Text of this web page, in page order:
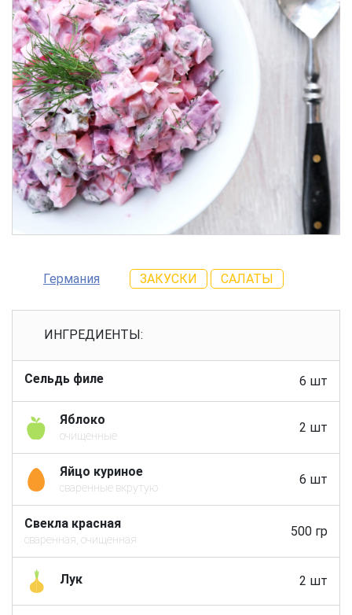
Германия ЗАКУСКИ САЛАТЫ
ИНГРЕДИЕНТЫ:
Сельдь филе 6 шт
Яблоко
очищенные
2 шт
Яйцо куриное
сваренные вкрутую
6 шт
Свекла красная
сваренная, очищенная
500 гр
Лук 2 шт